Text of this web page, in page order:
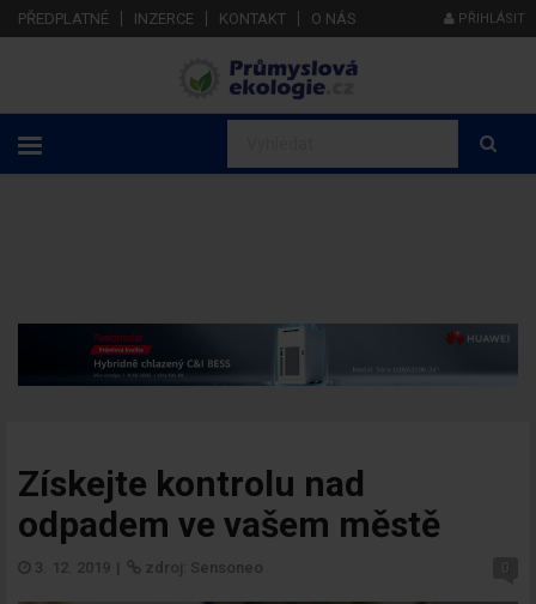
PŘEDPLATNÉ INZERCE KONTAKT O NÁS PŘIHLÁSIT
Získejte kontrolu nad
odpadem ve vašem městě
3. 12. 2019 | zdroj: Sensoneo 0